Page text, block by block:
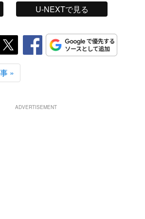
U-NEXTで見る
»
ADVERTISEMENT